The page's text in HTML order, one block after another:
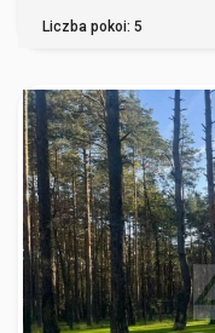
Liczba pokoi: 5
WARSZAWA